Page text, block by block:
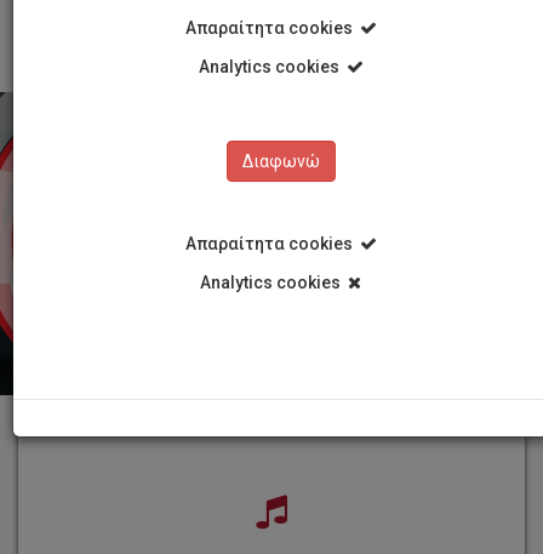
Απαραίτητα cookies
Analytics cookies
Διαφωνώ
Απαραίτητα cookies
Analytics cookies